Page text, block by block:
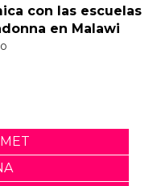
con las escuelas
en Malawi